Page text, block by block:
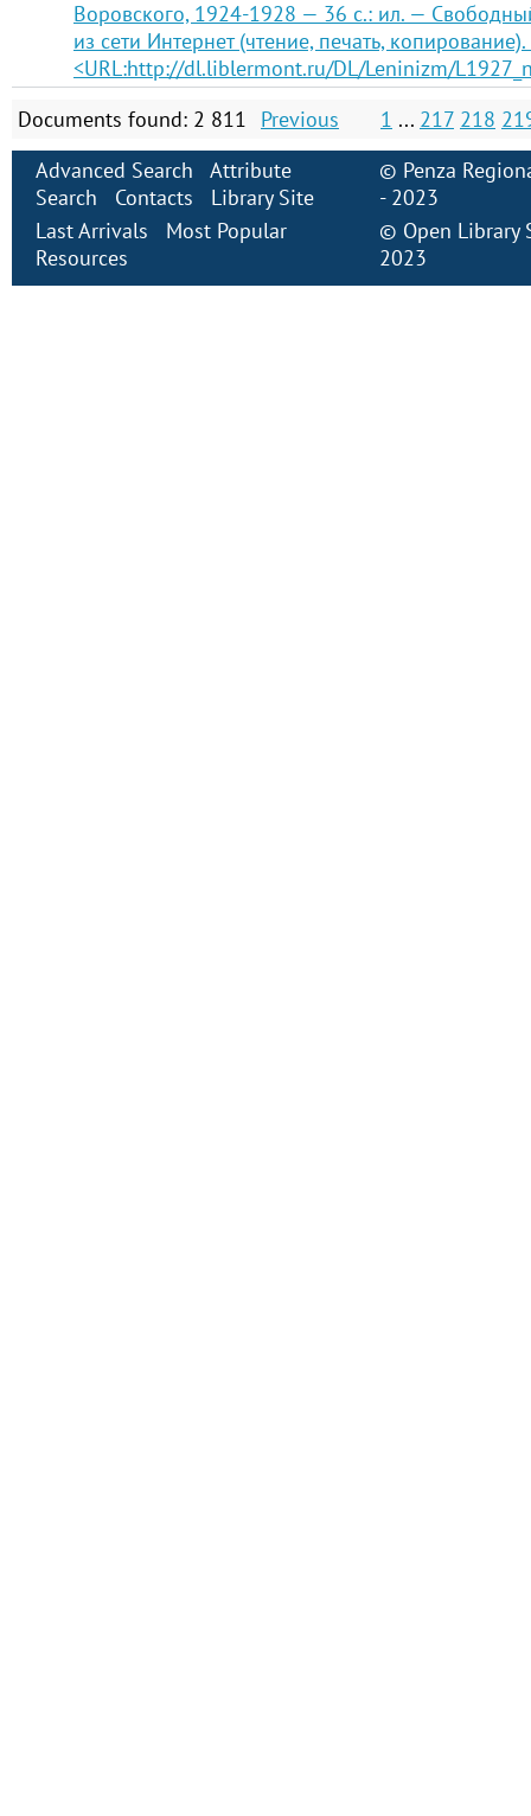
Воровского, 1924-1928 — 36 с.: ил. —
из сети Интернет (чтение, печать,
<URL:http://dl.liblermont.ru/DL/Leninizm/
Documents found: 2 811
Previous 1 ... 217 218
Advanced Search
Attribute
Search
Contacts
Library Site
Last Arrivals
Most Popular
Resources
© Penza
- 2023
© Open Library
2023